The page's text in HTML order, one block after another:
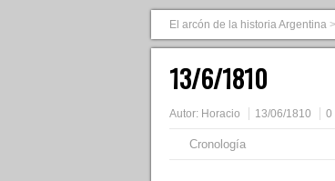
El arcón de la historia Argentina >
13/6/1810
Autor: Horacio 13/06/1810 0
Cronología